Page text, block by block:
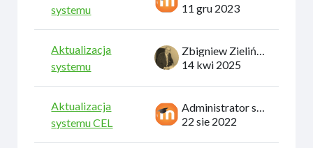
systemu
11 gru 2023
Aktualizacja
systemu
14 kwi 2025
Aktualizacja
systemu CEL
22 sie 2022